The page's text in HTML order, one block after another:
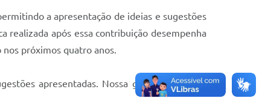
a apresentação de ideias e sugestões
realizada após essa contribuição desempenha
próximos quatro anos.
apresentadas. Nossa gestão valoriza a